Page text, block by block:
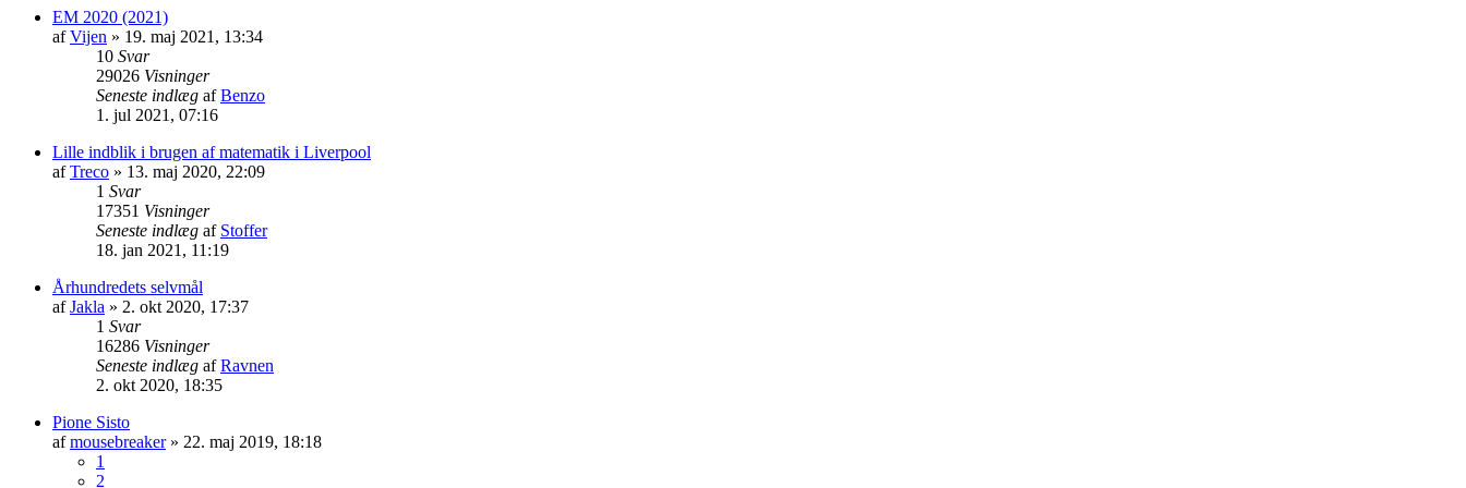
EM 2020 (2021)
afVijen » 19. maj 2021, 13:34
10 Svar
29026 Visninger
Seneste indlæg afBenzo
1. jul 2021, 07:16
Lille indblik i brugen af matematik i Liverpool
afTreco » 13. maj 2020, 22:09
1 Svar
17351 Visninger
Seneste indlæg af Stoffer
18. jan 2021, 11:19
Århundredets selvmål
afJakla » 2. okt 2020, 17:37
1 Svar
16286 Visninger
Seneste indlæg afRavnen
2. okt 2020, 18:35
Pione Sisto
afmousebreaker» 22. maj 2019, 18:18
1
2